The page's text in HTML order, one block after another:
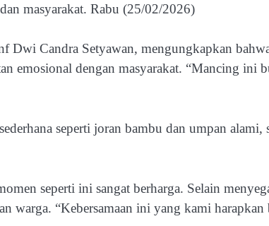
masyarakat. Rabu (25/02/2026)
Candra Setyawan, mengungkapkan
emosional dengan masyarakat. “Mancing
seperti joran bambu dan umpan
seperti ini sangat berharga. Selain
warga. “Kebersamaan ini yang kami